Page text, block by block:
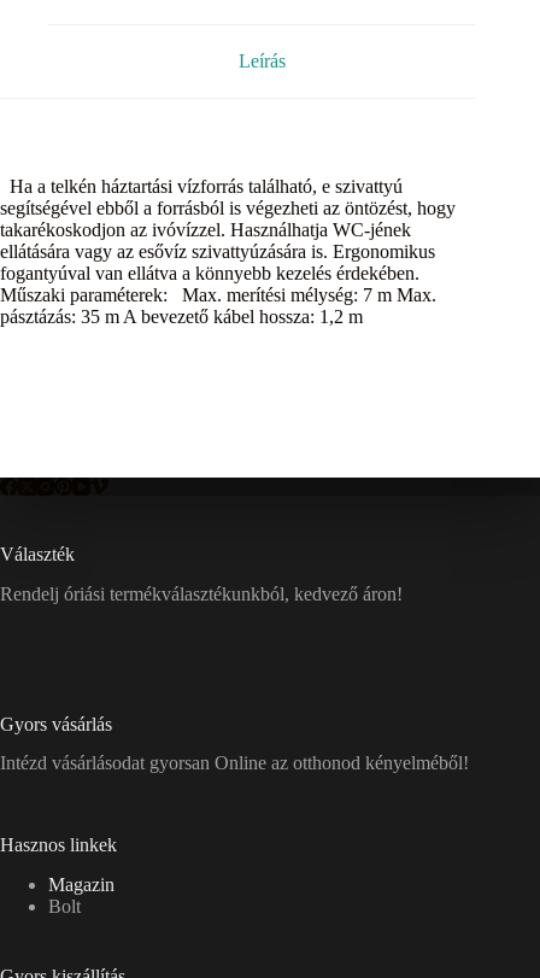
Leírás
Ha a telkén háztartási vízforrás található, e szivattyú
segítségével ebből a forrásból is végezheti az öntözést, hogy
takarékoskodjon az ivóvízzel. Használhatja WC-jének
ellátására vagy az esővíz szivattyúzására is. Ergonomikus
fogantyúval van ellátva a könnyebb kezelés érdekében.
Műszaki paraméterek: Max. merítési mélység: 7 m Max.
pásztázás: 35 m A bevezető kábel hossza: 1,2 m
Választék
Rendelj óriási termékválasztékunkból, kedvező áron!
Gyors vásárlás
Intézd vásárlásodat gyorsan Online az otthonod kényelméből!
Hasznos linkek
Magazin
Bolt